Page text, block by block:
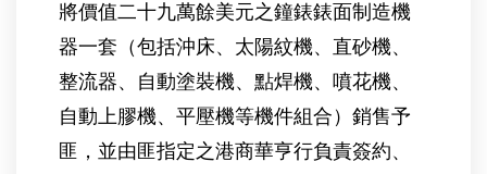
將價值二十九萬餘美元之鐘錶錶面制造機
器一套（包括沖床、太陽紋機、直砂機、
整流器、自動塗裝機、點焊機、噴花機、
自動上膠機、平壓機等機件組合）銷售予
匪，並由匪指定之港商華亨行負責簽約、